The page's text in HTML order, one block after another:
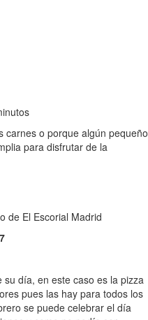
carnes o porque algún pequeño
para disfrutar de la
de El Escorial Madrid
día, en este caso es la pizza
pues las hay para todos los
se puede celebrar el día